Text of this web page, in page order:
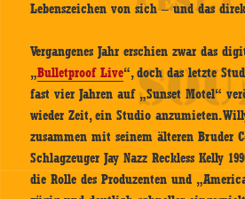
Lebenszeichen von sich – und das
Vergangenes Jahr erschien zwar das
„Bulletproof Live“, doch das letzte
fast vier Jahren auf „Sunset Motel“
wieder Zeit, ein Studio anzumieten.
zusammen mit seinem älteren Bruder
Schlagzeuger Jay Nazz Reckless Kelly
die Rolle des Produzenten und